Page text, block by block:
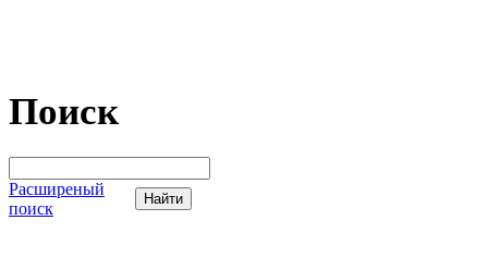
Поиск
Расширеный
поиск